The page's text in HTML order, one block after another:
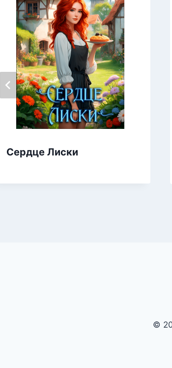
Сердце Лиски
©